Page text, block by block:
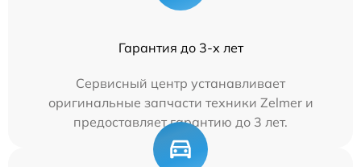
Гарантия до 3-х лет
Сервисный центр устанавливает
оригинальные запчасти техники Zelmer и
предоставляет гарантию до 3 лет.